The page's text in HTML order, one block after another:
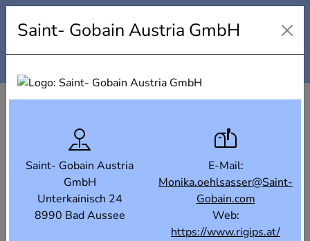
Karte Liste Filter
Saint- Gobain Austria GmbH
Saint- Gobain Austria
GmbH
Unterkainisch 24
8990 Bad Aussee
E-Mail:
Monika.oehlsasser@Saint-
Gobain.com
Web:
https://www.rigips.at/